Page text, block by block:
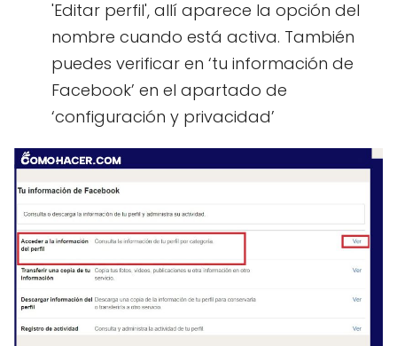
'Editar perfil', allí aparece la opción del
nombre cuando está activa. También
puedes verificar en ‘tu información de
Facebook’ en el apartado de
‘configuración y privacidad’